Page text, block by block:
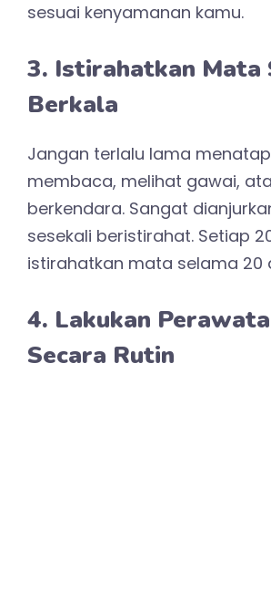
sesuai kenyamanan kamu.
3. Istirahatkan Mata
Berkala
Jangan terlalu lama
membaca, melihat gawai,
berkendara. Sangat
sesekali beristirahat. Setiap
istirahatkan mata selama 20
4. Lakukan
Secara Rutin